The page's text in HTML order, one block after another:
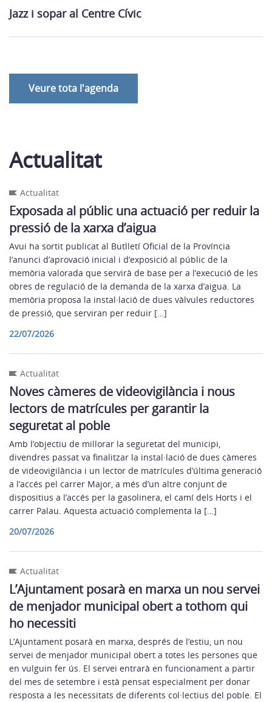
Jazz i sopar al Centre Cívic
Veure tota l'agenda
Actualitat
Actualitat
Exposada al públic una actuació per reduir la
pressió de la xarxa d’aigua
Avui ha sortit publicat al Butlletí Oficial de la Província
l’anunci d’aprovació inicial i d’exposició al públic de la
memòria valorada que servirà de base per a l’execució de les
obres de regulació de la demanda de la xarxa d’aigua. La
memòria proposa la instal·lació de dues vàlvules reductores
de pressió, que serviran per reduir […]
22/07/2026
Actualitat
Noves càmeres de videovigilància i nous
lectors de matrícules per garantir la
seguretat al poble
Amb l’objectiu de millorar la seguretat del municipi,
divendres passat va finalitzar la instal·lació de dues càmeres
de videovigilància i un lector de matrícules d’última generació
a l’accés pel carrer Major, a més d’un altre conjunt de
dispositius a l’accés per la gasolinera, el camí dels Horts i el
carrer Palau. Aquesta actuació complementa la […]
20/07/2026
Actualitat
L’Ajuntament posarà en marxa un nou servei
de menjador municipal obert a tothom qui
ho necessiti
L’Ajuntament posarà en marxa, després de l’estiu, un nou
servei de menjador municipal obert a totes les persones que
en vulguin fer ús. El servei entrarà en funcionament a partir
del mes de setembre i està pensat especialment per donar
resposta a les necessitats de diferents col·lectius del poble. El